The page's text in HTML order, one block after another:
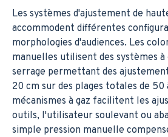
Les systèmes d'ajustement de
accommodent différentes
morphologies d'audiences. Les
manuelles utilisent des systèmes à
serrage permettant des
20 cm sur des plages totales de 50
mécanismes à gaz facilitent les
outils, l'utilisateur soulevant ou
simple pression manuelle